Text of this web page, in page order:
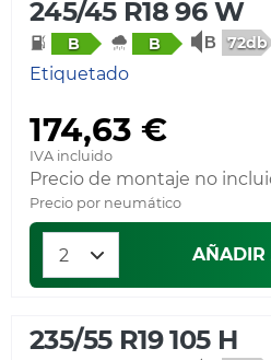
245/45 R18 96 W
B B 72db
Etiquetado
174,63 €
IVA incluido
Precio de montaje no
Precio por neumático
AÑADIR
235/55 R19 105 H